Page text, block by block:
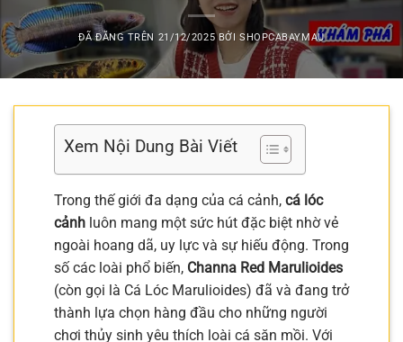
ĐÃ ĐĂNG TRÊN 21/12/2025 BỞI SHOPCABAYMAU
Xem Nội Dung Bài Viết
Trong thế giới đa dạng của cá cảnh, cá lóc
cảnh luôn mang một sức hút đặc biệt nhờ vẻ
ngoài hoang dã, uy lực và sự hiếu động. Trong
số các loài phổ biến, Channa Red Marulioides
(còn gọi là Cá Lóc Marulioides) đã và đang trở
thành lựa chọn hàng đầu cho những người
chơi thủy sinh yêu thích loài cá săn mồi. Với